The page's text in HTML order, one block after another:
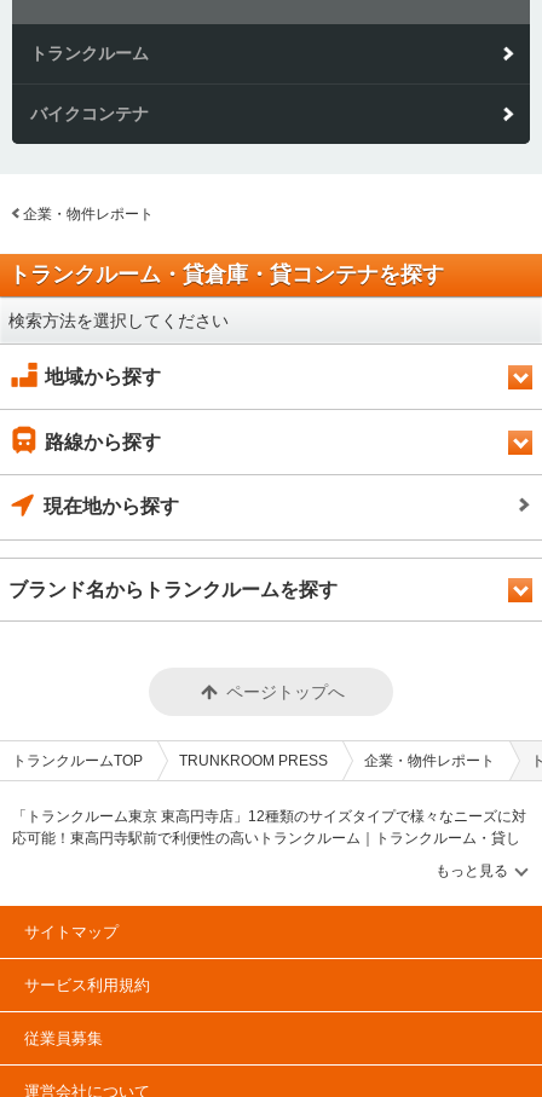
トランクルーム
バイクコンテナ
企業・物件レポート
トランクルーム・貸倉庫・貸コンテナを探す
検索方法を選択してください
地域から探す
路線から探す
現在地から探す
ブランド名からトランクルームを探す
ページトップへ
トランクルームTOP TRUNKROOM PRESS 企業・物件レポート
「トランクルーム東京 東高円寺店」12種類のサイズタイプで様々なニーズに対
応可能！東高円寺駅前で利便性の高いトランクルーム｜トランクルーム・貸し
コンテナ・バイクコンテナ等のニュースや情報を伝えるWEBメディア【トラン
クルームプレス/TRUNKROOM PRESS】トランクルーム・貸しコンテナ・バイ
クコンテナ等のニュースや情報を伝えるメディアです。トランクルーム市場や
貸しコンテナに関する「PRESS特集」&「協会ニュース」、トランクルームや
ータ・ランキング」&「建物・土地活用（資産運用）」とトランクルーム・貸し
コンテナ市場の情報に関する「トランクルームマーケット」コンテンツも確認
可能です。トランクルームや貸しコンテナ、バイクコンテナのユーザーインタ
サイトマップ
サービス利用規約
従業員募集
運営会社について